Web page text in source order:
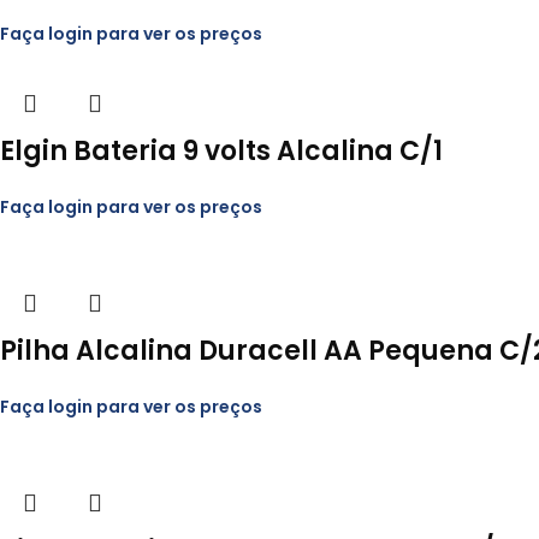
Faça login para ver os preços
Elgin Bateria 9 volts Alcalina C/1
Faça login para ver os preços
Pilha Alcalina Duracell AA Pequena C/
Faça login para ver os preços